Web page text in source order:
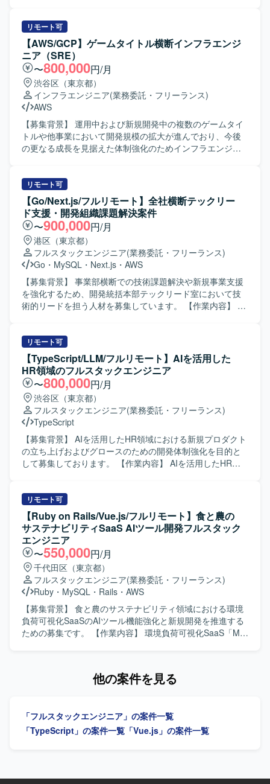
囲は、リッチメニュー・ポップアップ画面作成、リアルタ
イムチャット、配信用管理画面、LIFFアプリ構築等となり
ます。 将来的なSaaS化を見据えた技術選定・設計・実装お
よびサービスブラッシュアップを行います。
リモート可
【AWS/GCP】ゲームタイトル横断インフラエンジ
ニア（SRE）
〜800,000円/月
渋谷区（東京都）
インフラエンジニア(業務委託・フリーランス)
AWS
【募集背景】 運用中および新規開発中の複数のゲームタイ
トルや他事業において開発規模の拡大が進んでおり、今後
の更なる成長を見据えた体制強化のためインフラエンジニ
の協業を通じて組織とともに成長していただける方を求め
ております。 【作業内容】 ・スマートフォン向けゲームお
よびWebサービスのサーバインフラ環境の設計・構築・運
用を行います。 ・運用中および開発中のゲームタイトルを
横断して、インフラ面からプロジェクトを支援していただ
きます。 ・新しい技術の検証や導入展開を行い、サービス
にとって最適なインフラ構成の検討を行います。 ・パフォ
ーマンス向上やコスト削減など、インフラ面からの課題解
決に取り組んでいただきます。 【求める人物像】 ・インフ
ラアーキテクチャの検討や新技術のキャッチアップが好き
で、主体的に提案・改善に取り組める方を求めておりま
します。 ・事業やサービスの成長に合わせて、自身のスキ
ルや役割の拡張にも前向きに取り組める方を求めておりま
す。 【ポジションの魅力】 ・運用中および新規開発中の複
数の大型ゲームタイトルに横断的に関わることができ、多
様な開発フェーズや規模のプロジェクトで経験を積むこと
ができます。 ・SREチームの一員として、全プロジェクト
のインフラ設計・構築・運用に携わりながら、サービスの
パフォーマンス向上やコスト最適化に直接貢献できます。
・組織として新たな挑戦を歓迎するカルチャーの中で、大
きな裁量を持ち、長期的なキャリア形成と技術的成長を両
立できる環境です。 【開発環境】 ・複数の新規および運用
クリエイティブおよびゲーム開発に必要な機材や技術的イ
ンプットへの投資が積極的に行われており、勉強会参加や
R&Dなどを通じて継続的にスキルアップできる環境です。
リモート可
【Go/Next.js/フルリモート】全社横断テックリー
ド支援・開発組織課題解決案件
〜900,000円/月
港区（東京都）
フルスタックエンジニア(業務委託・フリーランス)
Go ・ MySQL ・ Next.js ・ AWS
【募集背景】 事業部横断での技術課題解決や新規事業支援
を強化するため、開発統括本部テックリード室において技
術的リードを担う人材を募集しています。 【作業内容】 あ
だきます。CTOやVPoEと連携しながら、開発組織および
様々なプロダクトの技術的課題を特定・解決していきま
す。事業計画フェーズから全社横断プロジェクトや新規事
業の立ち上げを支援し、アーキテクチャレビューや技術的
課題の解決を通じて各事業部を支援します。インフラ、ア
プリケーション両面からモダン化を推進し、生産性向上と
リスク軽減を図るほか、開発組織の課題解決、エンジニア
の育成や採用支援にも関わっていただきます。 【求める人
物像】 複数プロダクトや組織を横断して技術課題に向き合
い、自ら課題を設定しながら関係者を巻き込んで計画を遂
行できる方を求めています。新旧さまざまなシステムへの
奇心を持って取り組める方が望ましいです。テスト駆動開
発やモダンアーキテクチャに関心があり、長期的な視点で
開発組織とプロダクトの成長にコミットいただける方を歓
迎いたします。 【ポジションの魅力】 CTOやVPoEと近い
立場で、全社横断の技術戦略やプロジェクトに深く関わる
ことができます。新規事業の立ち上げから既存プロダクト
のモダン化まで幅広いテーマに携わることで、技術・組織
の両面で成長できる環境です。単一プロダクトに留まら
ず、多様な領域のプロジェクトに関わることで、アーキテ
クトやテックリードとしての経験値を高めていただけま
す。 【開発環境】 Go、Next.js、MySQL（Spannerを含
む）、Redis、GCP、AWS、DataDog などを利用してお
リモート可
【TypeScript/LLM/フルリモート】AIを活用した
HR領域のフルスタックエンジニア
〜800,000円/月
渋谷区（東京都）
フルスタックエンジニア(業務委託・フリーランス)
TypeScript
【募集背景】 AIを活用したHR領域における新規プロダクト
の立ち上げおよびグロースのための開発体制強化を目的と
して募集しております。 【作業内容】 AIを活用したHR領
ー、デザイナー、事業責任者と連携しながら要件定義や仕
様設計を行い、ユーザー課題や事業課題、マーケット仮説
を踏まえた技術的な実現方法を検討していただきます。
Claude Code、CursorなどのAI開発ツールを活用したプロ
トタイピングや開発効率化、新機能の設計・実装・リリー
ス・効果検証、ユーザーインタビューや定量データをもと
にした仮説検証および改善開発を推進していただきます。
また、フロントエンドからバックエンド、必要に応じたイ
ンフラや技術検証までを含めた開発をリードし、AIを活用
した機能の検証・実装・改善やプロダクトKPIやマーケティ
ング施策と連動した機能改善にも関わっていただきます。
あわせて、開発体制、技術基盤、コード品質、開発プロセ
方を求めております。新しい技術や未知の課題に対して柔
ことに情熱を持てる方を歓迎いたします。職種や役職、立
場を越えて連携し、チームとして最適解を導き出すことを
ていく経験や、多職種と一体となってプロダクトを成長さ
リモート可
【Ruby on Rails/Vue.js/フルリモート】食と農の
サステナビリティSaaS AIツール開発フルスタック
エンジニア
〜550,000円/月
千代田区（東京都）
フルスタックエンジニア(業務委託・フリーランス)
Ruby ・ MySQL ・ Rails ・ AWS
【募集背景】 食と農のサステナビリティ領域における環境
負荷可視化SaaSのAIツール機能強化と新規開発を推進する
ための募集です。 【作業内容】 環境負荷可視化SaaS「My
ールのフロントエンドおよびバックエンド開発を担当し、
グツールを組み合わせた先進的なAI機能の実装に携わり、3
～5人程度のチームでアジャイルな機能開発およびコード管
人物像】 システム全体の設計や仕組みづくり、アーキテク
他の案件を見る
「フルスタックエンジニア」の案件一覧
「TypeScript」の案件一覧 「Vue.js」の案件一覧